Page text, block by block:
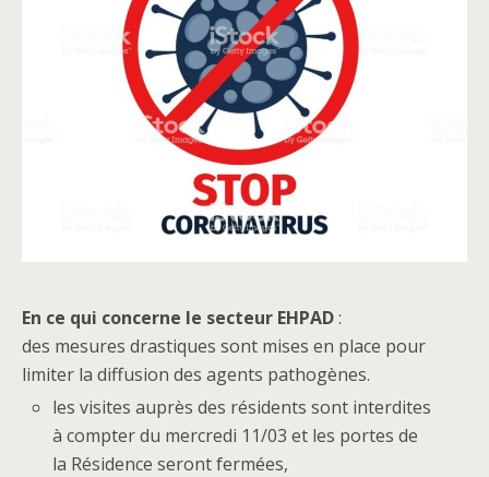
En ce qui concerne le secteur EHPAD:
des mesures drastiques sont mises en place pour
limiter la diffusion des agents pathogènes.
les visites auprès des résidents sont interdites
à compter du mercredi 11/03 et les portes de
la Résidence seront fermées,